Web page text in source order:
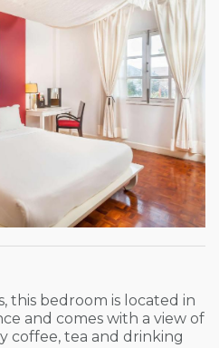
this bedroom is located in
and comes with a view of
coffee, tea and drinking